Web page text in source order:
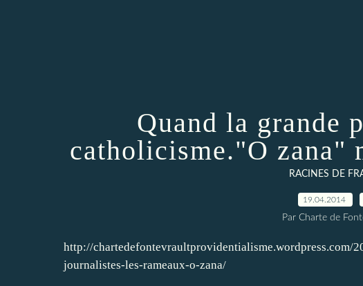
Quand la grande
catholicisme."O zana"
RACINES DE
19.04.2014
Par Charte de
http://chartedefontevraultprovidentialisme.wordpress.com/
journalistes-les-rameaux-o-zana/